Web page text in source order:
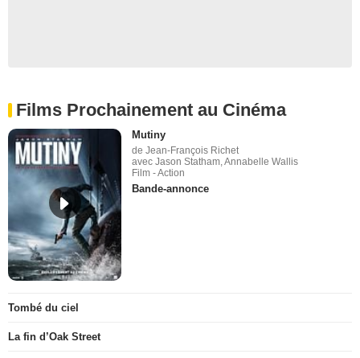
Films Prochainement au Cinéma
Mutiny
de Jean-François Richet
avec Jason Statham, Annabelle Wallis
Film - Action
Bande-annonce
Tombé du ciel
La fin d’Oak Street